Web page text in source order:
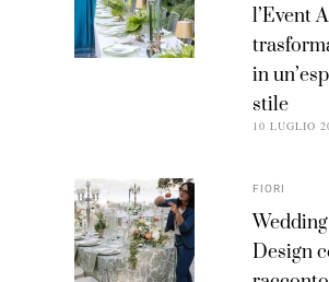
l’Event
in
stile
10 LUGLIO
FIORI
Design